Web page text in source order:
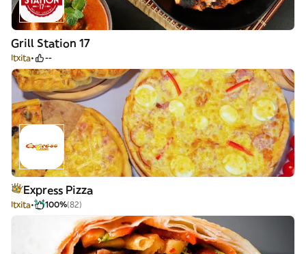
Grill Station 17
Itxita --
Express Pizza
Itxita 100%(82)